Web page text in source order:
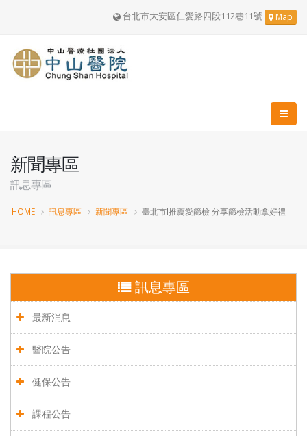
台北市大安區仁愛路四段112巷11號 Map
新聞專區
訊息專區
HOME 訊息專區 新聞專區 臺北市I推薦愛篩檢 分享篩檢活動拿好禮
訊息專區
最新消息
醫院公告
健保公告
課程公告